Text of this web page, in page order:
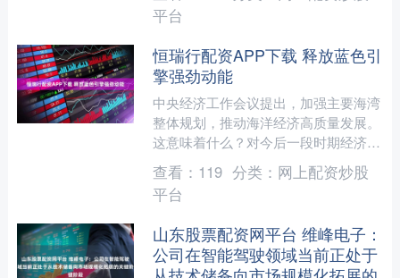
平台
恒瑞行配资APP下载 释放蓝色引
擎强劲动能
中央经济工作会议提出，加强主要海湾
整体规划，推动海洋经济高质量发展。
这意味着什么？对今后一段时期经济工
作有何影响？相关专家对此进行了详细
解析。 发展稳中有进 我....
查看： 119 分类： 网上配资炒股
平台
山东股票配资网平台 维峰电子：
公司在智能驾驶领域当前正处于